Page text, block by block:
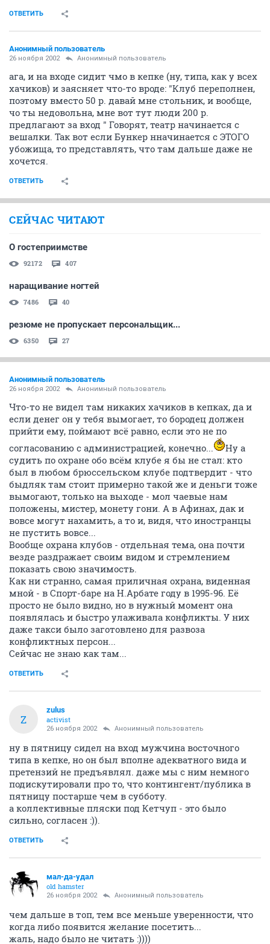
ОТВЕТИТЬ
Анонимный пользователь
26 ноября 2002 Анонимный пользователь
ага, и на входе сидит чмо в кепке (ну, типа, как у всех
хачиков) и заясняет что-то вроде: "Клуб переполнен,
поэтому вместо 50 р. давай мне стольник, и вообще,
чо ты недовольна, мне вот тут люди 200 р.
предлагают за вход " Говорят, театр начинается с
вешалки. Так вот если Бункер нначинается с ЭТОГО
убожища, то представлять, что там дальше даже не
хочется.
ОТВЕТИТЬ
СЕЙЧАС ЧИТАЮТ
О гостеприимстве
92172 407
наращивание ногтей
7486 40
резюме не пропускает персональщик...
6350 27
Анонимный пользователь
26 ноября 2002 Анонимный пользователь
Что-то не видел там никаких хачиков в кепках, да и
если денег он у тебя вымогает, то бородец должен
прийти ему, поймают всё равно, если это не по
согласованию с администрацией, конечно...
Ну а
судить по охране обо всём клубе я бы не стал: кто
был в любом брюссельском клубе подтвердит - что
быдляк там стоит примерно такой же и деньги тоже
вымогают, только на выходе - мол чаевые нам
положены, мистер, монету гони. А в Афинах, дак и
вовсе могут нахамить, а то и, видя, что иностранцы
не пустить вовсе...
Вообще охрана клубов - отдельная тема, она почти
везде раздражает своим видом и стремлением
показать свою значимость.
Как ни странно, самая приличная охрана, виденная
мной - в Спорт-баре на Н.Арбате году в 1995-96. Её
просто не было видно, но в нужный момент она
появлялась и быстро улаживала конфликты. У них
даже такси было заготовлено для развоза
конфликтных персон...
Сейчас не знаю как там...
ОТВЕТИТЬ
Z
zulus
activist
26 ноября 2002 Анонимный пользователь
ну в пятницу сидел на вход мужчина восточного
типа в кепке, но он был вполне адекватного вида и
претензий не предъявлял. даже мы с ним немного
подискутировали про то, что контингент/публика в
пятницу постарше чем в субботу.
а коллективные пляски под Кетчуп - это было
сильно, согласен :)).
ОТВЕТИТЬ
мал-да-удал
old hamster
26 ноября 2002 Анонимный пользователь
чем дальше в топ, тем все меньше уверенности, что
когда либо появится желание посетить...
жаль, надо было не читать :))))